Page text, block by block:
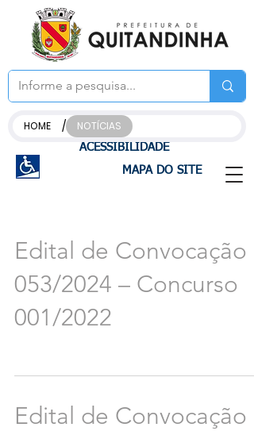
ACESSIBILIDADE
MAPA DO SITE
HOME / NOTÍCIAS
Edital de Convocação
053/2024 – Concurso
001/2022
Edital de Convocação